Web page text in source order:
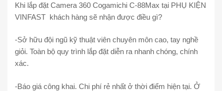
Khi lắp đặt Camera 360 Cogamichi C-88Max tại PHỤ KIỆN
VINFAST khách hàng sẽ nhận được điều gì?
-Sở hữu đội ngũ kỹ thuật viên chuyên môn cao, tay nghề
giỏi. Toàn bộ quy trình lắp đặt diễn ra nhanh chóng, chính
xác.
-Báo giá công khai. Chi phí rẻ nhất ở thời điểm hiện tại. Ở